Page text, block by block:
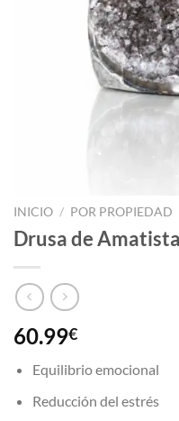
INICIO / POR PROPIEDAD
Drusa de
60.99€
Equilibrio emocional
Reducción del estrés